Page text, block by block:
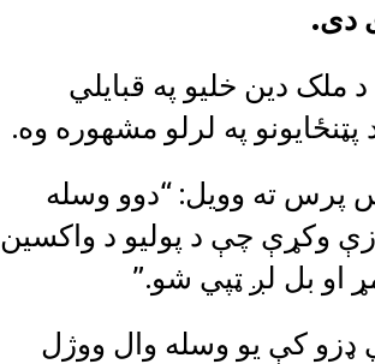
دی.
ملک دین خلیو په قبایلي
په لرلو مشهوره وه.
پرس ته وویل: “دوو وسله
وکړې چې د پولیو د واکسین
او بل لږ ټپي شو.”
ډزو کې یو وسله وال ووژل